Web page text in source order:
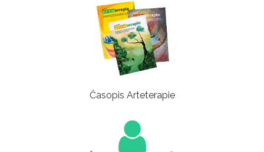
Časopis Arteterapie